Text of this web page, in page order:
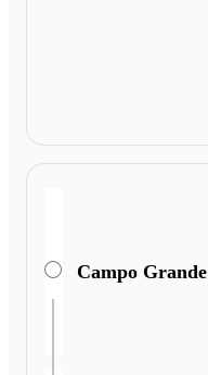
Campo Grande